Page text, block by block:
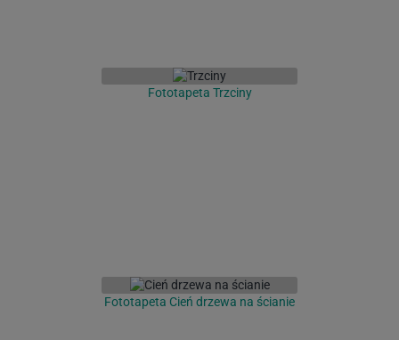
Fototapeta Trzciny
Fototapeta Cień drzewa na ścianie